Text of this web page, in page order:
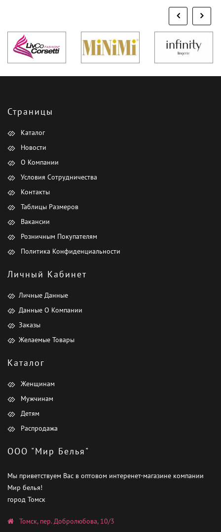
Страницы
Каталог
Новости
О Компании
Условия Сотрудничества
Контакты
Таблицы Размеров
Вакансии
Розничным Покупателям
Политика Конфиденциальности
Личный Кабинет
Личные Данные
Данные О Компании
Заказы
Желаемые Товары
Каталог
Женщинам
Мужчинам
Детям
Распродажа
ООО "Мир Белья"
Мы приветствуем Вас в оптовом интеренет-магазине компании
Мир белья!
город Томск
Томск, пер. Добролюбова, 10/3